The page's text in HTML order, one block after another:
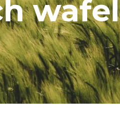
wafel